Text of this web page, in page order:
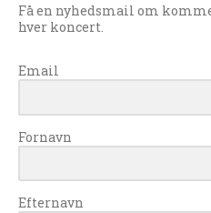
Få en nyhedsmail om
hver koncert.
Email
Fornavn
Efternavn